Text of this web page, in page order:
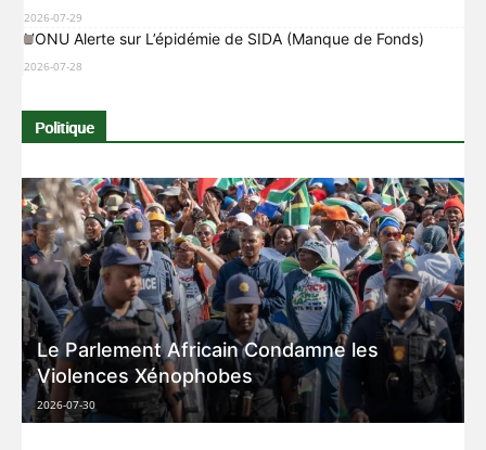
2026-07-29
L’ONU Alerte sur L’épidémie de SIDA (Manque de Fonds)
2026-07-28
Politique
Le Parlement Africain Condamne les
Violences Xénophobes
2026-07-30